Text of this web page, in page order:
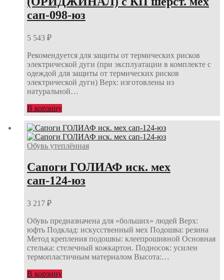
сап-098-юз
5 543 ₽
Рекомендуется для защиты от термических рисков
электрической дуги (при эксплуатации в комплекте с
одеждой для защиты от термических рисков
электрической дуги) Верх: изготовлены из
натуральной…
В корзину
Обувь утеплённая
Сапоги ГОЛИАФ иск. мех
сап-124-юз
3 217 ₽
Обувь предназначена для «больших» людей Верх:
юфть Подклад: искусственный мех Подошва: резина
Метод крепления подошвы: клеепрошивной Основная
стелька: стелечный кожкартон. Подносок: усилен
термопластичным материалом Высота:…
В корзину